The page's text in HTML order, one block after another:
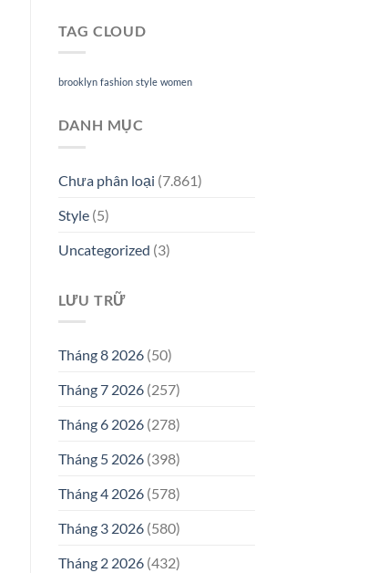
TAG CLOUD
brooklyn fashion style women
DANH MỤC
Chưa phân loại (7.861)
Style(5)
Uncategorized (3)
LƯU TRỮ
Tháng 8 2026(50)
Tháng 7 2026(257)
Tháng 6 2026(278)
Tháng 5 2026(398)
Tháng 4 2026(578)
Tháng 3 2026(580)
Tháng 2 2026(432)